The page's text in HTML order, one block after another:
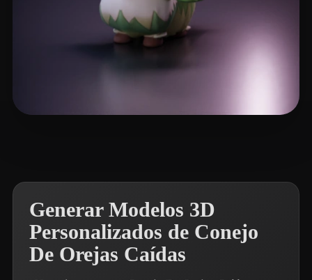
Generar Modelos 3D
Personalizados de Conejo
De Orejas Caídas